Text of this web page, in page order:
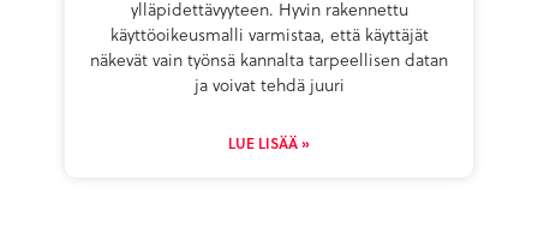
ylläpidettävyyteen. Hyvin rakennettu
käyttöoikeusmalli varmistaa, että käyttäjät
näkevät vain työnsä kannalta tarpeellisen datan
ja voivat tehdä juuri
LUE LISÄÄ »